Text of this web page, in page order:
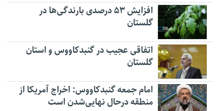
افزایش ۵۳ درصدی بارندگی‌ها در
گلستان
اتفاقی عجیب در‌ گنبدکاووس و استان
گلستان
امام جمعه گنبدکاووس: اخراج آمریکا از
منطقه درحال نهایی‌شدن است